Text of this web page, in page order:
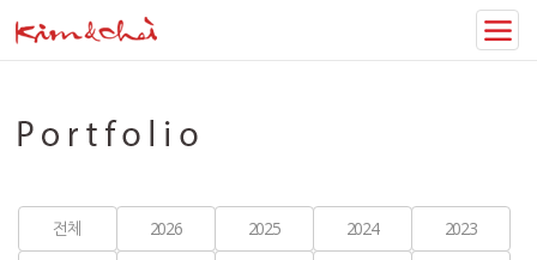
전체 2026 2025 2024
2023